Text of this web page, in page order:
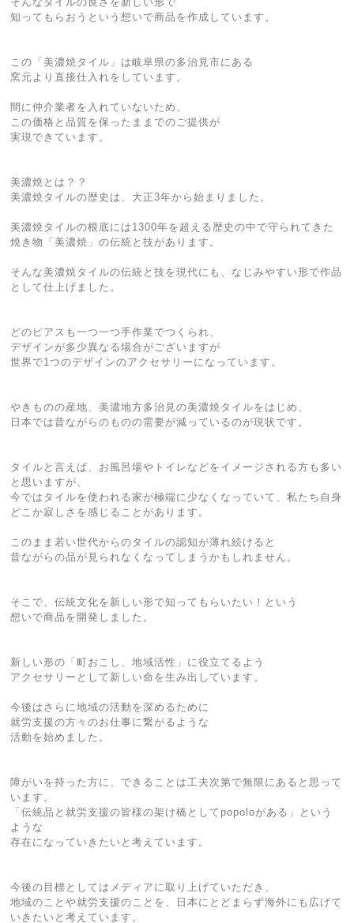
知ってもらおうという想いで商品を作成しています。
この「美濃焼タイル」は岐阜県の多治見市にある
窯元より直接仕入れをしています。
間に仲介業者を入れていないため、
この価格と品質を保ったままでのご提供が
実現できています。
美濃焼とは？？
美濃焼タイルの歴史は、大正3年から始まりました。
美濃焼タイルの根底には1300年を超える歴史の中で守られてきた
焼き物「美濃焼」の伝統と技があります。
そんな美濃焼タイルの伝統と技を現代にも、なじみやすい形で作品
として仕上げました。
どのピアスも一つ一つ手作業でつくられ、
デザインが多少異なる場合がございますが
世界で1つのデザインのアクセサリーになっています。
やきものの産地、美濃地方多治見の美濃焼タイルをはじめ、
日本では昔ながらのものの需要が減っているのが現状です。
タイルと言えば、お風呂場やトイレなどをイメージされる方も多い
と思いますが、
今ではタイルを使われる家が極端に少なくなっていて、私たち自身
どこか寂しさを感じることがあります。
このまま若い世代からのタイルの認知が薄れ続けると
昔ながらの品が見られなくなってしまうかもしれません。
そこで、伝統文化を新しい形で知ってもらいたい！という
想いで商品を開発しました。
新しい形の「町おこし、地域活性」に役立てるよう
アクセサリーとして新しい命を生み出しています。
今後はさらに地域の活動を深めるために
就労支援の方々のお仕事に繋がるような
活動を始めました。
障がいを持った方に、できることは工夫次第で無限にあると思って
います。
「伝統品と就労支援の皆様の架け橋としてpopoloがある」という
ような
存在になっていきたいと考えています。
今後の目標としてはメディアに取り上げていただき、
地域のことや就労支援のことを、日本にとどまらず海外にも広げて
いきたいと考えています。